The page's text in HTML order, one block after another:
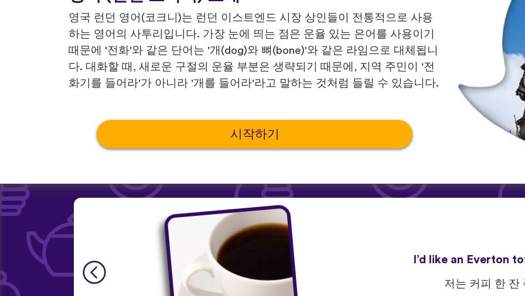
영국 런던 영어(코크니)는 런던 이스트엔드 시장 상인들이 전통적으로 사용
하는 영어의 사투리입니다. 가장 눈에 띄는 점은 운율 있는 은어를 사용이기
때문에 '전화'와 같은 단어는 '개(dog)와 뼈(bone)'와 같은 라임으로 대체됩니
다. 대화할 때, 새로운 구절의 운율 부분은 생략되기 때문에, 지역 주민이 '전
화기를 들어라'가 아니라 '개를 들어라'라고 말하는 것처럼 들릴 수 있습니다.
시작하기
I’d like an Everton
저는 커피 한 잔